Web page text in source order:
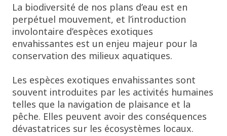
La biodiversité de nos plans d’eau est en
perpétuel mouvement, et l’introduction
involontaire d’espèces exotiques
envahissantes est un enjeu majeur pour la
conservation des milieux aquatiques.
Les espèces exotiques envahissantes sont
souvent introduites par les activités humaines
telles que la navigation de plaisance et la
pêche. Elles peuvent avoir des conséquences
dévastatrices sur les écosystèmes locaux.